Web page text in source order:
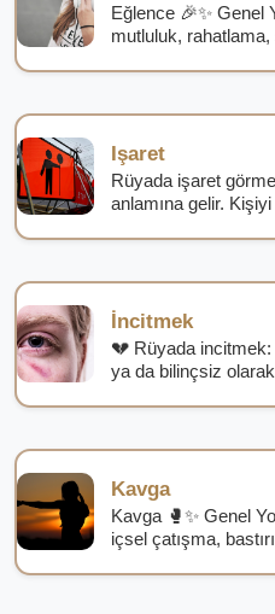
Eğlence 🎉✨ Genel
mutluluk,
Işaret
Rüyada işaret
anlamına gelir.
İncitmek
💔 Rüyada
ya da bilinçsiz
Kavga
Kavga 🥊✨ Genel
içsel çatışma,